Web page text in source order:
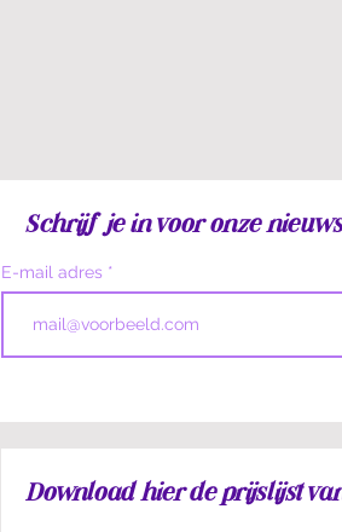
Schrijf je in voor onze
E-mail adres
Download hier de prijslijst